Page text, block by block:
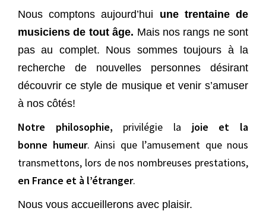
Nous comptons aujourd’hui une trentaine de
musiciens de tout âge. Mais nos rangs ne sont
pas au complet. Nous sommes toujours à la
recherche de nouvelles personnes désirant
découvrir ce style de musique et venir s’amuser
à nos côtés!
Notre philosophie, privilégie la joie et la
bonne humeur. Ainsi que l’amusement que nous
transmettons, lors de nos nombreuses prestations,
en France et à l’étranger.
Nous vous accueillerons avec plaisir.